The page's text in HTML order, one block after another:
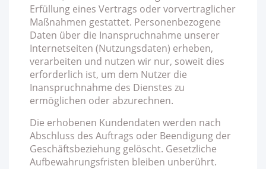
Erfüllung eines Vertrags oder vorvertraglicher
Maßnahmen gestattet. Personenbezogene
Daten über die Inanspruchnahme unserer
Internetseiten (Nutzungsdaten) erheben,
verarbeiten und nutzen wir nur, soweit dies
erforderlich ist, um dem Nutzer die
Inanspruchnahme des Dienstes zu
ermöglichen oder abzurechnen.
Die erhobenen Kundendaten werden nach
Abschluss des Auftrags oder Beendigung der
Geschäftsbeziehung gelöscht. Gesetzliche
Aufbewahrungsfristen bleiben unberührt.